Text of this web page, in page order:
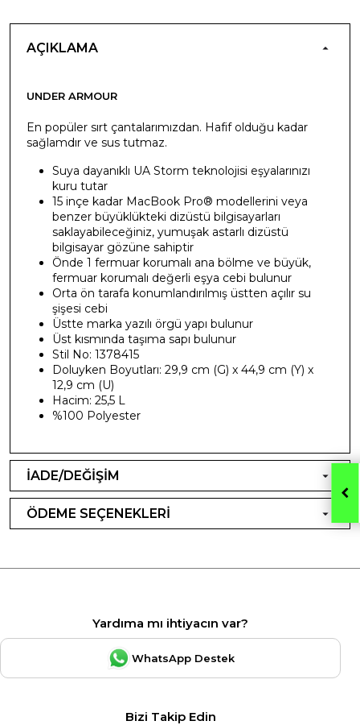
AÇIKLAMA
UNDER ARMOUR
En popüler sırt çantalarımızdan. Hafif olduğu kadar
sağlamdır ve sus tutmaz.
Suya dayanıklı UA Storm teknolojisi eşyalarınızı
kuru tutar
15 inçe kadar MacBook Pro® modellerini veya
benzer büyüklükteki dizüstü bilgisayarları
saklayabileceğiniz, yumuşak astarlı dizüstü
bilgisayar gözüne sahiptir
Önde 1 fermuar korumalı ana bölme ve büyük,
fermuar korumalı değerli eşya cebi bulunur
Orta ön tarafa konumlandırılmış üstten açılır su
şişesi cebi
Üstte marka yazılı örgü yapı bulunur
Üst kısmında taşıma sapı bulunur
Stil No: 1378415
Doluyken Boyutları: 29,9 cm (G) x 44,9 cm (Y) x
12,9 cm (U)
Hacim: 25,5 L
%100 Polyester
İADE/DEĞİŞİM
ÖDEME SEÇENEKLERİ
Yardıma mı ihtiyacın var?
WhatsApp Destek
Bizi Takip Edin